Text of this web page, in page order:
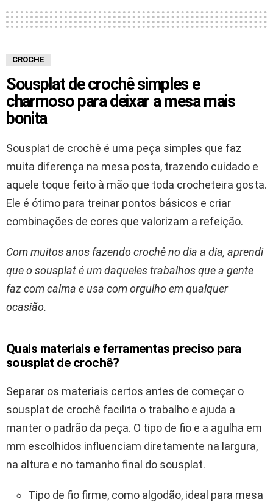
CROCHE
Sousplat de crochê simples e
charmoso para deixar a mesa mais
bonita
Sousplat de crochê é uma peça simples que faz
muita diferença na mesa posta, trazendo cuidado e
aquele toque feito à mão que toda crocheteira gosta.
Ele é ótimo para treinar pontos básicos e criar
combinações de cores que valorizam a refeição.
Com muitos anos fazendo crochê no dia a dia, aprendi
que o sousplat é um daqueles trabalhos que a gente
faz com calma e usa com orgulho em qualquer
ocasião.
Quais materiais e ferramentas preciso para
sousplat de crochê?
Separar os materiais certos antes de começar o
sousplat de crochê facilita o trabalho e ajuda a
manter o padrão da peça. O tipo de fio e a agulha em
mm escolhidos influenciam diretamente na largura,
na altura e no tamanho final do sousplat.
Tipo de fio firme, como algodão, ideal para mesa